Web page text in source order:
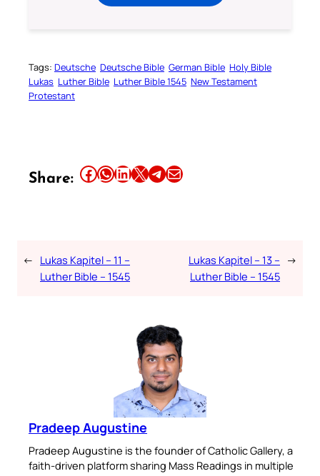
Tags: Deutsche Deutsche Bible German Bible Holy Bible
Lukas Luther Bible Luther Bible 1545 New Testament
Protestant
Share: Share this article on Facebook Share this article on WhatsApp Share this article on LinkedIn Share this article on X Share this article on TelegramEmail this Article
← Lukas Kapitel – 11 –
Luther Bible – 1545
Lukas Kapitel – 13 –
Luther Bible – 1545
→
Pradeep Augustine
Pradeep Augustine is the founder of Catholic Gallery, a
faith-driven platform sharing Mass Readings in multiple